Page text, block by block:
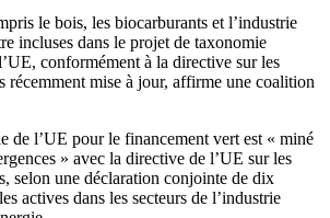
le bois, les biocarburants et l’industrie
incluses dans le projet de taxonomie
conformément à la directive sur les
récemment mise à jour, affirme une coalition
de l’UE pour le financement vert est « miné
» avec la directive de l’UE sur les
selon une déclaration conjointe de dix
actives dans les secteurs de l’industrie